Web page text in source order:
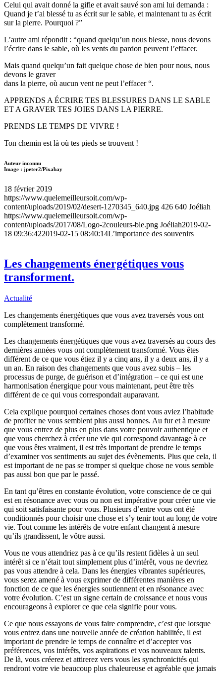
Celui qui avait donné la gifle et avait sauvé son ami lui demanda :
Quand je t’ai blessé tu as écrit sur le sable, et maintenant tu as écrit
sur la pierre. Pourquoi ?”
L’autre ami répondit : “quand quelqu’un nous blesse, nous devons
l’écrire dans le sable, où les vents du pardon peuvent l’effacer.
Mais quand quelqu’un fait quelque chose de bien pour nous, nous
devons le graver
dans la pierre, où aucun vent ne peut l’effacer “.
APPRENDS A ÉCRIRE TES BLESSURES DANS LE SABLE
ET A GRAVER TES JOIES DANS LA PIERRE.
PRENDS LE TEMPS DE VIVRE !
Ton chemin est là où tes pieds se trouvent !
Auteur inconnu
Image : jpeter2/Pixabay
18 février 2019
https://www.quelemeilleursoit.com/wp-
content/uploads/2019/02/desert-1270345_640.jpg 426 640 Joéliah
https://www.quelemeilleursoit.com/wp-
content/uploads/2017/08/Logo-2couleurs-ble.png Joéliah2019-02-
18 09:36:422019-02-15 08:40:14L’importance des souvenirs
Les changements énergétiques vous
transforment.
Actualité
Les changements énergétiques que vous avez traversés vous ont
complètement transformé.
Les changements énergétiques que vous avez traversés au cours des
dernières années vous ont complètement transformé. Vous êtes
différent de ce que vous étiez il y a cinq ans, il y a deux ans, il y a
un an. En raison des changements que vous avez subis – les
processus de purge, de guérison et d’intégration – ce qui est une
harmonisation énergique pour vous maintenant, peut être très
différent de ce qui vous correspondait auparavant.
Cela explique pourquoi certaines choses dont vous aviez l’habitude
de profiter ne vous semblent plus aussi bonnes. Au fur et à mesure
que vous entrez de plus en plus dans votre pouvoir authentique et
que vous cherchez à créer une vie qui correspond davantage à ce
que vous êtes vraiment, il est très important de prendre le temps
d’examiner vos sentiments au sujet des évènements. Plus que cela, il
est important de ne pas se tromper si quelque chose ne vous semble
pas aussi bon que par le passé.
En tant qu’êtres en constante évolution, votre conscience de ce qui
est en résonance avec vous ou non est impérative pour créer une vie
qui soit satisfaisante pour vous. Plusieurs d’entre vous ont été
conditionnés pour choisir une chose et s’y tenir tout au long de votre
vie. Tout comme les intérêts de votre enfant changent à mesure
qu’ils grandissent, le vôtre aussi.
Vous ne vous attendriez pas à ce qu’ils restent fidèles à un seul
intérêt si ce n’était tout simplement plus d’intérêt, vous ne devriez
pas vous attendre à cela. Dans les énergies vibrantes supérieures,
vous serez amené à vous exprimer de différentes manières en
fonction de ce que les énergies soutiennent et en résonance avec
votre évolution. C’est un signe certain de croissance et nous vous
encourageons à explorer ce que cela signifie pour vous.
Ce que nous essayons de vous faire comprendre, c’est que lorsque
vous entrez dans une nouvelle année de création habilitée, il est
important de prendre le temps de connaître et d’accepter vos
préférences, vos intérêts, vos aspirations et vos nouveaux talents.
De là, vous créerez et attirerez vers vous les synchronicités qui
rendront votre vie beaucoup plus chaleureuse et agréable que jamais